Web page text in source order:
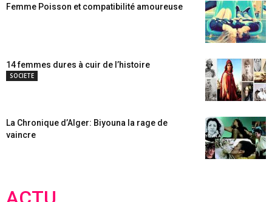
Femme Poisson et compatibilité amoureuse
14 femmes dures à cuir de l’histoire
SOCIETE
La Chronique d’Alger: Biyouna la rage de
vaincre